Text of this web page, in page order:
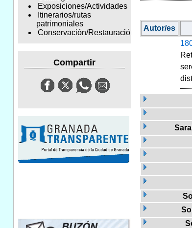
Exposiciones/Actividades
Itinerarios/rutas
patrimoniales
Conservación/Restauración
Compartir
Autor/es